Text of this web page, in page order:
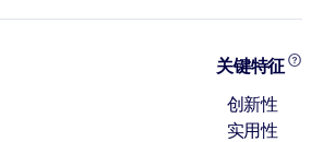
关键特征
创新性
实用性